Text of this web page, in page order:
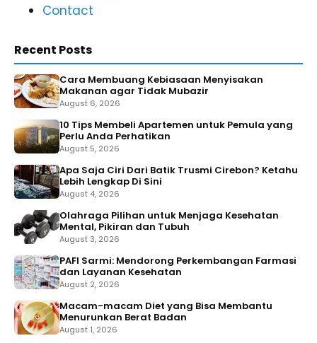
Contact
Recent Posts
Cara Membuang Kebiasaan Menyisakan
Makanan agar Tidak Mubazir
August 6, 2026
10 Tips Membeli Apartemen untuk Pemula yang
Perlu Anda Perhatikan
August 5, 2026
Apa Saja Ciri Dari Batik Trusmi Cirebon? Ketahu
Lebih Lengkap Di Sini
August 4, 2026
Olahraga Pilihan untuk Menjaga Kesehatan
Mental, Pikiran dan Tubuh
August 3, 2026
PAFI Sarmi: Mendorong Perkembangan Farmasi
dan Layanan Kesehatan
August 2, 2026
Macam-macam Diet yang Bisa Membantu
Menurunkan Berat Badan
August 1, 2026